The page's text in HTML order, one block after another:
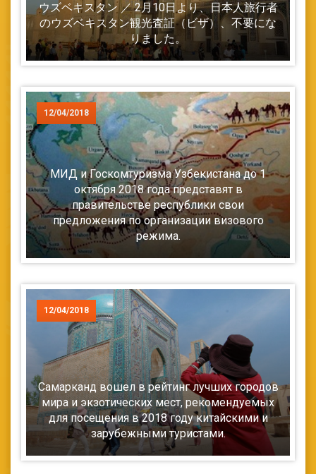
ウズベキスタン ／ 2月10日より、日本人旅行者
のウズベキスタン観光査証（ビザ）、不要にな
りました。
12/04/2018
МИД и Госкомтуризма Узбекистана до 1
октября 2018 года представят в
правительстве республики свои
предложения по организации визового
режима.
12/04/2018
Самарканд вошел в рейтинг лучших городов
мира и экзотических мест, рекомендуемых
для посещения в 2018 году китайскими и
зарубежными туристами.